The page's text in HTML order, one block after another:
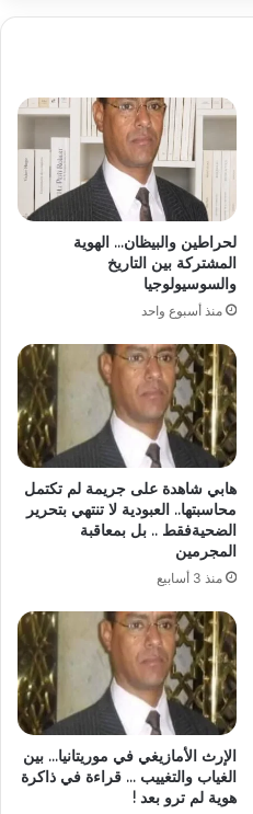
لحراطين والبيظان… الهوية
المشتركة بين التاريخ
والسوسيولوجيا
منذ أسبوع واحد
هابي شاهدة على جريمة لم تكتمل
محاسبتها.. العبودية لا تنتهي بتحرير
الضحيةفقط .. بل بمعاقبة
المجرمين
منذ 3 أسابيع
الإرث الأمازيغي في موريتانيا… بين
الغياب والتغييب … قراءة في ذاكرة
هوية لم ترو بعد !